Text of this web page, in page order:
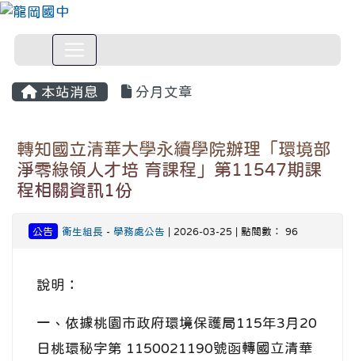
本站消息 分月文章
轉知國立清華大學永續學院辦理「環境部
淨零綠領人才培 育課程」第11547期課
程相關資訊1份
公告 衛生組長 - 學務處公告 | 2026-03-25 | 點閱數： 96
說明：
一、依據桃園市政府環境保護局115年3月20
日桃環秘字第 1150021190號函轉國立清華